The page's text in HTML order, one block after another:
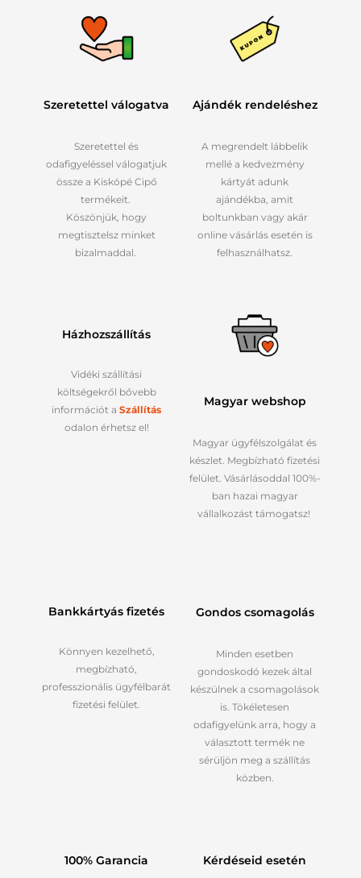
Szeretettel válogatva
Szeretettel és
odafigyeléssel válogatjuk
össze a Kiskópé Cipő
termékeit.
Köszönjük, hogy
megtisztelsz minket
bizalmaddal.
Ajándék rendeléshez
A megrendelt lábbelik
mellé a kedvezmény
kártyát adunk
ajándékba, amit
boltunkban vagy akár
online vásárlás esetén is
felhasználhatsz.
Házhozszállítás
Vidéki szállítási
költségekről bővebb
információt a Szállítás
odalon érhetsz el!
Magyar webshop
Magyar ügyfélszolgálat és
készlet. Megbízható fizetési
felület. Vásárlásoddal 100%-
ban hazai magyar
vállalkozást támogatsz!
Bankkártyás fizetés
Könnyen kezelhető,
megbízható,
professzionális ügyfélbarát
fizetési felület.
Gondos csomagolás
Minden esetben
gondoskodó kezek által
készülnek a csomagolások
is. Tökéletesen
odafigyelünk arra, hogy a
választott termék ne
sérüljön meg a szállítás
közben.
100% Garancia Kérdéseid esetén